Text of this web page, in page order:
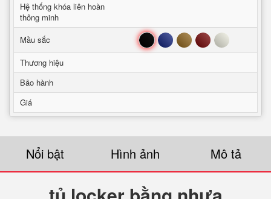
Hệ thống khóa liên hoàn
thông minh
Mầu sắc
Đen Xanh Nâu Đỏ Trắng
Thương hiệu
Bảo hành
Giá
Nổi bật Hình ảnh Mô tả